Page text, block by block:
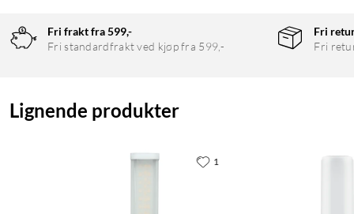
Effektfaktor: λ > 0,90
Fri frakt fra 599,-
Fri standardfrakt ved kjøp fra 599,-
Fri
Fri
Lignende produkter
1